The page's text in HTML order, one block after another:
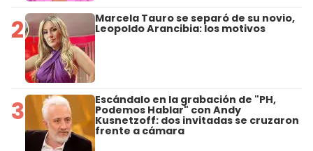
2 Marcela Tauro se separó de su novio,
Leopoldo Arancibia: los motivos
3 Escándalo en la grabación de "PH,
Podemos Hablar" con Andy
Kusnetzoff: dos invitadas se cruzaron
frente a cámara